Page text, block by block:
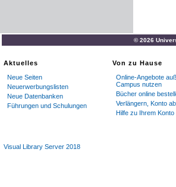
© 2026
Aktuelles
Neue Seiten
Neuerwerbungslisten
Neue Datenbanken
Führungen und Schulungen
Von zu Hause
Online-Angebote
Campus nutzen
Bücher online
Verlängern, Konto
Hilfe zu Ihrem Konto
Visual Library Server 2018